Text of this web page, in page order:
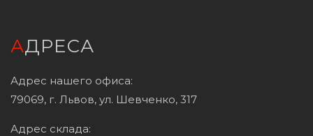
АДРЕСА
Адрес нашего офиса:
79069, г. Львов, ул. Шевченко, 317
Адрес склада: